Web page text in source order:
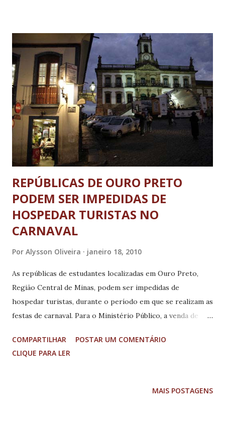
resinas termoplásticas, que tem sua origem no petróleo,
cujos derivados abrangem uma gama infinita de produtos
usados em nosso dia-a-dia. Para o prefeito Faustinho
Ximenes (PSDB), a presença de uma empresa do porte da
Braskem em nosso município é um fato bastante relevante,
visto que ela está inserida entre as maiores e mais
modernas do ramo em nosso continente. Em termos de
arrecadação, segundo o prefeito, sua implantação també...
REPÚBLICAS DE OURO PRETO
PODEM SER IMPEDIDAS DE
HOSPEDAR TURISTAS NO
CARNAVAL
Por Alysson Oliveira janeiro 18, 2010
As repúblicas de estudantes localizadas em Ouro Preto,
Região Central de Minas, podem ser impedidas de
hospedar turistas, durante o período em que se realizam as
festas de carnaval. Para o Ministério Público, a venda de
considerada como utilização de um patrimônio público para
o lucro, uma vez que, das mais de 300 moradias estudantis,
COMPARTILHAR
POSTAR UM COMENTÁRIO
CLIQUE PARA LER
MAIS POSTAGENS